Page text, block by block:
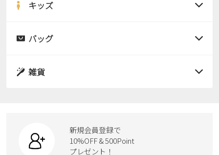
サンダル
スニーカー
カジュアルシューズ
ワークシューズ
サンダル
ローファー
キッズ
サンダル
スクール
バッグ
ボディバッグ
ハンドバッグ
雑貨
ケア用品
新規会員登録で
10%OFF & 500Point
プレゼント！